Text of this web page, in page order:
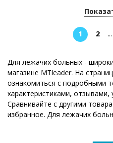
1 2 ...
Для лежачих больных -
магазине MTleader. На
ознакомиться с подробными
характеристиками, отзывами,
Сравнивайте с другими
избранное. Для лежачих